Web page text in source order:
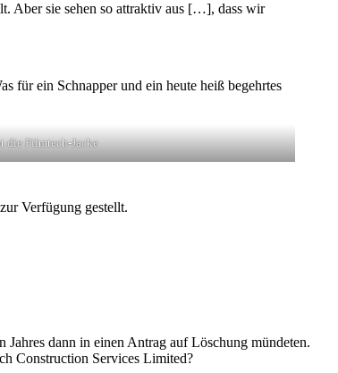
Aber sie sehen so attraktiv aus […], dass wir
für ein Schnapper und ein heute heiß begehrtes
die Filmtech-Jacke
Verfügung gestellt.
dann in einen Antrag auf Löschung mündeten.
Construction Services Limited?